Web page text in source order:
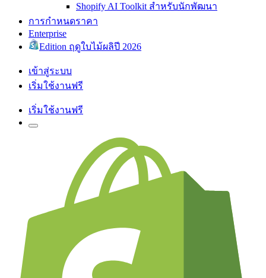
Shopify AI Toolkit สำหรับนักพัฒนา
การกำหนดราคา
Enterprise
Edition ฤดูใบไม้ผลิปี 2026
เข้าสู่ระบบ
เริ่มใช้งานฟรี
เริ่มใช้งานฟรี